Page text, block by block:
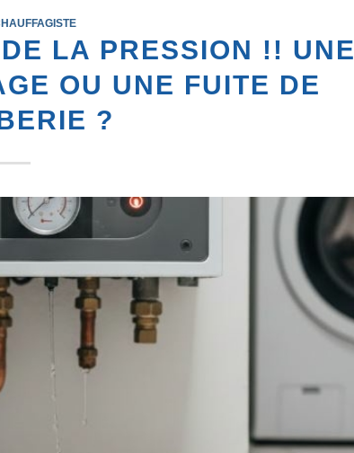
LA PRESSION !! UNE
OU UNE FUITE DE
?